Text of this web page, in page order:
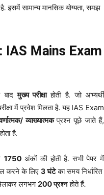
इसमें सामान्य मानसिक योग्यता, समझ
IAS Mains Exam
बादमुख्य परीक्षाहोती है. जो अभ्यर्थी
में प्रवेश मिलता है. यह IAS Exam
व्याख्यात्मकप्रश्न पूछे जाते हैं,
है.
1750अंकों की होती है. सभी पेपर में
करने के लिए 3 घंटेका समय निर्धारित
लगभग 200 प्रश्नहोते हैं.